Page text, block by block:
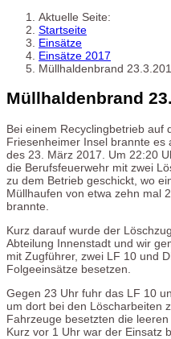
Aktuelle Seite:
Startseite
Einsätze
Einsätze 2017
Müllhaldenbrand
Müllhaldenbrand
Bei einem Recyclingbetrieb auf
Friesenheimer Insel brannte es
des 23. März 2017. Um 22:20
die Berufsfeuerwehr mit zwei
zu dem Betrieb geschickt, wo
Müllhaufen von etwa zehn mal
brannte.
Kurz darauf wurde der
Abteilung Innenstadt und wir
mit Zugführer, zwei LF 10 und
Folgeeinsätze besetzen.
Gegen 23 Uhr fuhr das LF 10
um dort bei den Löscharbeiten
Fahrzeuge besetzten die leeren
Kurz vor 1 Uhr war der Einsatz